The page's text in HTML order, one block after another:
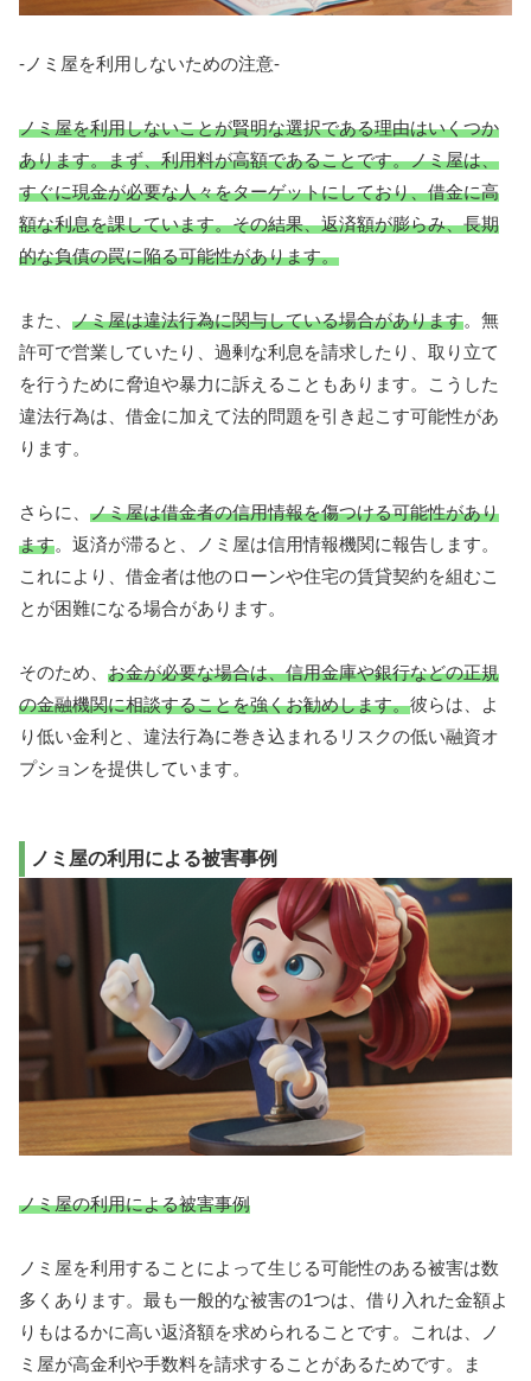
-ノミ屋を利用しないための注意-
ノミ屋を利用しないことが賢明な選択である理由はいくつか
あります。まず、利用料が高額であることです。ノミ屋は、
すぐに現金が必要な人々をターゲットにしており、借金に高
額な利息を課しています。その結果、返済額が膨らみ、長期
的な負債の罠に陥る可能性があります。
また、 ノミ屋は違法行為に関与している場合があります。無
許可で営業していたり、過剰な利息を請求したり、取り立て
を行うために脅迫や暴力に訴えることもあります。こうした
違法行為は、借金に加えて法的問題を引き起こす可能性があ
ります。
さらに、 ノミ屋は借金者の信用情報を傷つける可能性があり
ます。返済が滞ると、ノミ屋は信用情報機関に報告します。
これにより、借金者は他のローンや住宅の賃貸契約を組むこ
とが困難になる場合があります。
そのため、 お金が必要な場合は、信用金庫や銀行などの正規
の金融機関に相談することを強くお勧めします。彼らは、よ
り低い金利と、違法行為に巻き込まれるリスクの低い融資オ
プションを提供しています。
ノミ屋の利用による被害事例
ノミ屋の利用による被害事例
ノミ屋を利用することによって生じる可能性のある被害は数
多くあります。最も一般的な被害の1つは、借り入れた金額よ
りもはるかに高い返済額を求められることです。これは、ノ
ミ屋が高金利や手数料を請求することがあるためです。ま